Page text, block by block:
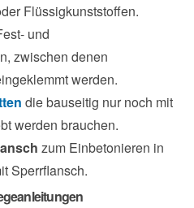
Flüssigkunststoffen.
und
zwischen denen
werden.
die bauseitig nur noch mit
werden brauchen.
zum Einbetonieren in
Sperrflansch.